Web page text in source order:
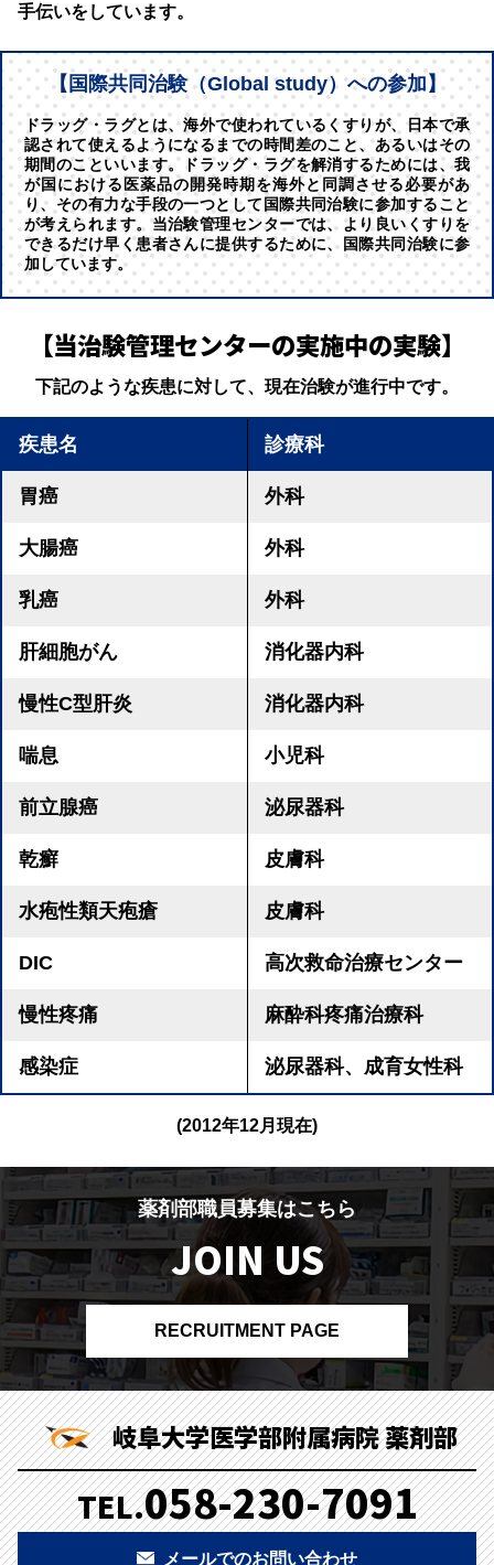
手伝いをしています。
【国際共同治験（Global study）への参加】
ドラッグ・ラグとは、海外で使われているくすりが、日本で承
認されて使えるようになるまでの時間差のこと、あるいはその
期間のこといいます。ドラッグ・ラグを解消するためには、我
が国における医薬品の開発時期を海外と同調させる必要があ
り、その有力な手段の一つとして国際共同治験に参加すること
が考えられます。当治験管理センターでは、より良いくすりを
できるだけ早く患者さんに提供するために、国際共同治験に参
加しています。
【当治験管理センターの実施中の実験】
下記のような疾患に対して、現在治験が進行中です。
疾患名 診療科
胃癌 外科
大腸癌 外科
乳癌 外科
肝細胞がん 消化器内科
慢性C型肝炎 消化器内科
喘息 小児科
前立腺癌 泌尿器科
乾癬 皮膚科
水疱性類天疱瘡 皮膚科
DIC 高次救命治療センター
慢性疼痛 麻酔科疼痛治療科
感染症 泌尿器科、成育女性科
(2012年12月現在)
薬剤部職員募集はこちら
JOIN US
RECRUITMENT PAGE
岐阜大学医学部附属病院 薬剤部
TEL.058-230-7091
メールでのお問い合わせ